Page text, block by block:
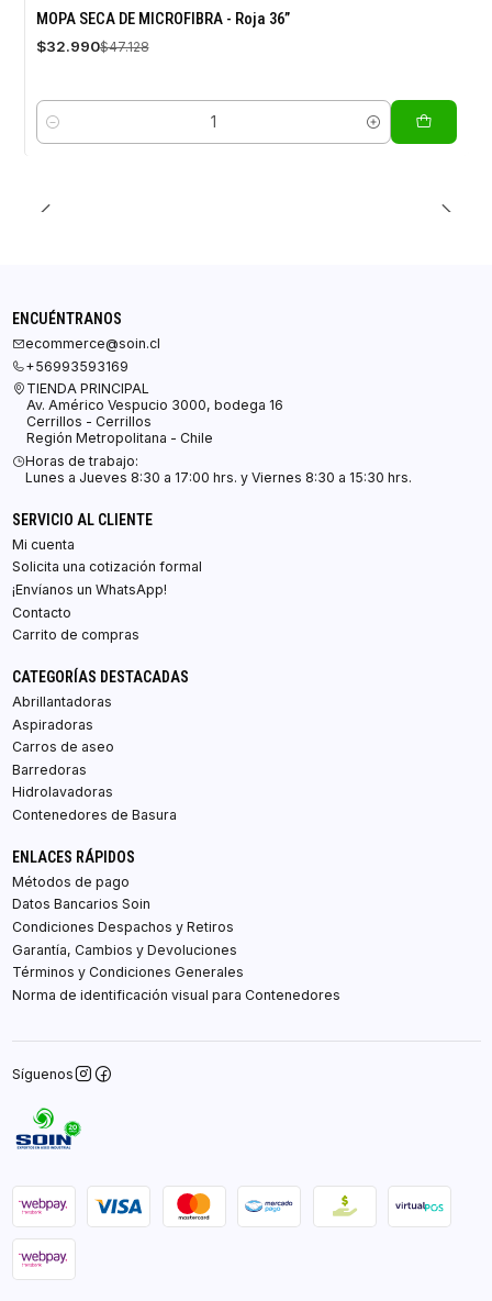
-30%
OFF
MOPA SECA DE MICROFIBRA - Roja 36”
$32.990$47.128
Cantidad
ENCUÉNTRANOS
ecommerce@soin.cl
+56993593169
TIENDA PRINCIPAL
Av. Américo Vespucio 3000, bodega 16
Cerrillos - Cerrillos
Región Metropolitana - Chile
Horas de trabajo:
Lunes a Jueves 8:30 a 17:00 hrs. y Viernes 8:30 a 15:30 hrs.
SERVICIO AL CLIENTE
Mi cuenta
Solicita una cotización formal
¡Envíanos un WhatsApp!
Contacto
Carrito de compras
CATEGORÍAS DESTACADAS
Abrillantadoras
Aspiradoras
Carros de aseo
Barredoras
Hidrolavadoras
Contenedores de Basura
ENLACES RÁPIDOS
Métodos de pago
Datos Bancarios Soin
Condiciones Despachos y Retiros
Garantía, Cambios y Devoluciones
Términos y Condiciones Generales
Norma de identificación visual para Contenedores
Síguenos